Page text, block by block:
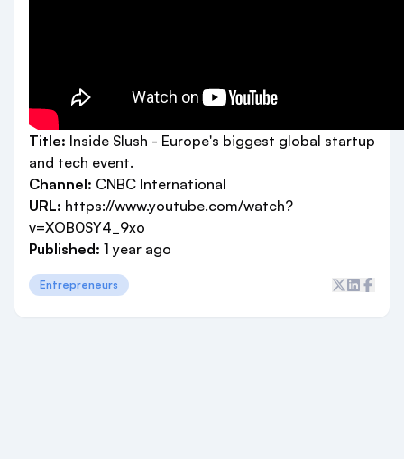
Title: Inside Slush - Europe's biggest global startup
and tech event.
Channel: CNBC International
URL: https://www.youtube.com/watch?
v=XOB0SY4_9xo
Published: 1 year ago
Entrepreneurs